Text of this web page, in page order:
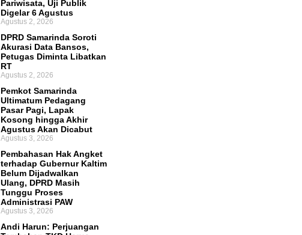
Pariwisata, Uji Publik
Digelar 6 Agustus
Agustus 2, 2026
DPRD Samarinda Soroti
Akurasi Data Bansos,
Petugas Diminta Libatkan
RT
Agustus 2, 2026
Pemkot Samarinda
Ultimatum Pedagang
Pasar Pagi, Lapak
Kosong hingga Akhir
Agustus Akan Dicabut
Agustus 3, 2026
Pembahasan Hak Angket
terhadap Gubernur Kaltim
Belum Dijadwalkan
Ulang, DPRD Masih
Tunggu Proses
Administrasi PAW
Agustus 3, 2026
Andi Harun: Perjuangan